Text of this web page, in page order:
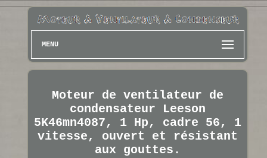
MENU
Moteur de ventilateur de
condensateur Leeson
5K46mn4087, 1 Hp, cadre 56, 1
vitesse, ouvert et résistant
aux gouttes.